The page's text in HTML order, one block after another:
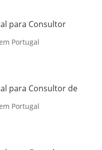
para Consultor
Portugal
para Consultor de
Portugal